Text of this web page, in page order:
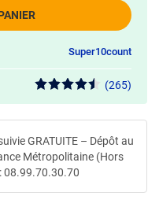
Super10count
(265)
GRATUITE – Dépôt au
Métropolitaine (Hors
08.99.70.30.70